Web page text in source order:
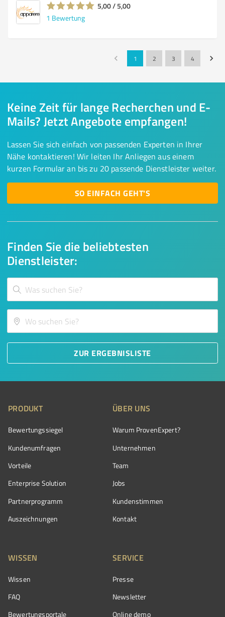
5,00 / 5,00
1 Bewertung
1 2 3 4
Finden Sie die beliebtesten
Dienstleister:
ZUR ERGEBNISLISTE
Keine Zeit für lange Recherchen und E-
Mails? Jetzt Angebote empfangen!
Lassen Sie sich einfach von passenden Experten in Ihrer
Nähe kontaktieren! Wir leiten Ihr Anliegen aus einem
kurzen Formular an bis zu 20 passende Dienstleister weiter.
SO EINFACH GEHT'S
PRODUKT
Bewertungssiegel
Kundenumfragen
Vorteile
Enterprise Solution
Partnerprogramm
Auszeichnungen
ÜBER UNS
Warum ProvenExpert?
Unternehmen
Team
Jobs
Kundenstimmen
Kontakt
WISSEN
Wissen
FAQ
Bewertungsportale
SERVICE
Presse
Newsletter
Online demo